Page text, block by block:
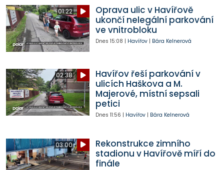
01:22
Oprava ulic v Havířově
ukončí nelegální parkování
ve vnitrobloku
Dnes 15:08 | Havířov| Bára Kelnerová
02:38
Havířov řeší parkování v
ulicích Haškova a M.
Majerové, místní sepsali
petici
Dnes 11:56 | Havířov| Bára Kelnerová
03:00
Rekonstrukce zimního
stadionu v Havířově míří do
finále